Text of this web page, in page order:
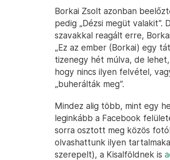
Borkai Zsolt azonban
pedig „Dézsi megüt valakit”.
szavakkal reagált erre,
„Ez az ember (Borkai) egy
tizenegy hét múlva, de
hogy nincs ilyen felvétel,
„buherálták meg”.
Mindez alig több, mint egy
leginkább a Facebook
sorra osztott meg közös
olvashattunk ilyen
szerepelt), a Kisalföldnek is